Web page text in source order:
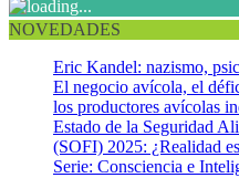
NOVEDADES
Eric Kandel: nazismo,
El negocio avícola, el
los productores avícolas
Estado de la Seguridad
(SOFI) 2025: ¿Realidad
Serie: Consciencia e